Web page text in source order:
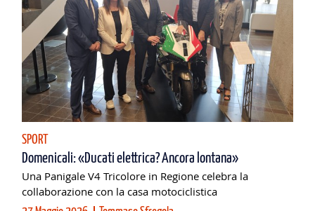
SPORT
Domenicali: «Ducati elettrica? Ancora lontana»
Una Panigale V4 Tricolore in Regione celebra la
collaborazione con la casa motociclistica